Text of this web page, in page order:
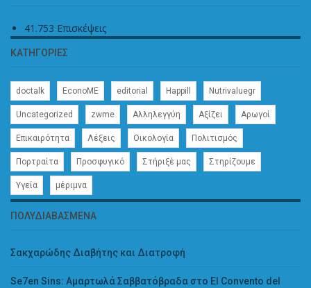
41.753 Επισκέψεις
ΚΑΤΗΓΟΡΊΕΣ
doctalk EconoME editorial Happill Nutrivaluegr
Uncategorized zwme Αλληλεγγύη Αξίζει Αρωγοί
Επικαιρότητα Λέξεις Οικολογία Πολιτισμός
Πορτραίτα Προσφυγικό Στήριξέ μας Στηρίζουμε
Υγεία μέριμνα
ΠΟΛΥΔΙΑΒΑΣΜΈΝΑ
Σακχαρώδης Διαβήτης και Διατροφή
Se7en Sins: Αμαρτωλά Σαββατόβραδα στο El Convento del